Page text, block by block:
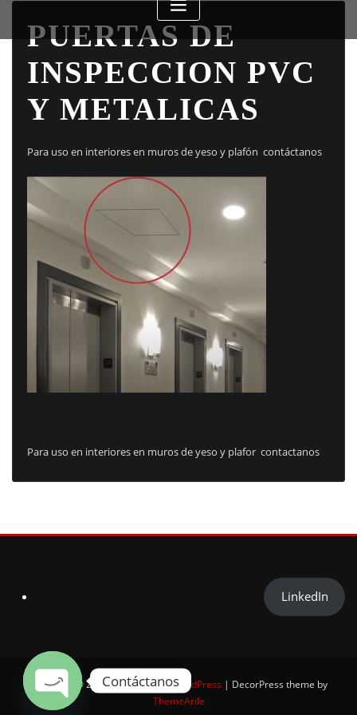
PUERTAS DE
INSPECCION PVC
Y METALICAS
Para uso en interiores en muros de yeso y plafón contáctanos
Para uso en interiores en muros de yeso y plafor contactanos
LinkedIn
Copyright © 2025 | Powered byWordPress | DecorPress theme by
ThemeArile
Contáctanos